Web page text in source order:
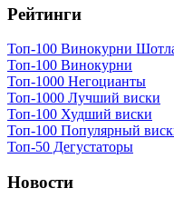
Рейтинги
Топ-100 Винокурни
Топ-100 Винокурни
Топ-1000 Негоцианты
Топ-1000 Лучший виски
Топ-100 Худший виски
Топ-100 Популярный
Топ-50 Дегустаторы
Новости